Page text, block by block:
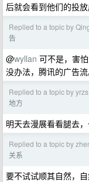
后就会看到他们的投放
Replied to a topic by
告
@wyllan 可不是，害
没办法，腾讯的广告流
Replied to a topic by yrzs
地方
明天去漫展看看腿去，
Replied to a topic by
关系
要不试试顺其自然，